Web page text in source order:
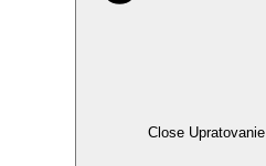
Close Upratovanie